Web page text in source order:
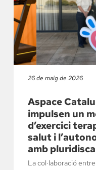
26 de maig de 2026
Aspace
impulsen un
d’exercici
salut i
amb
La col·laboració